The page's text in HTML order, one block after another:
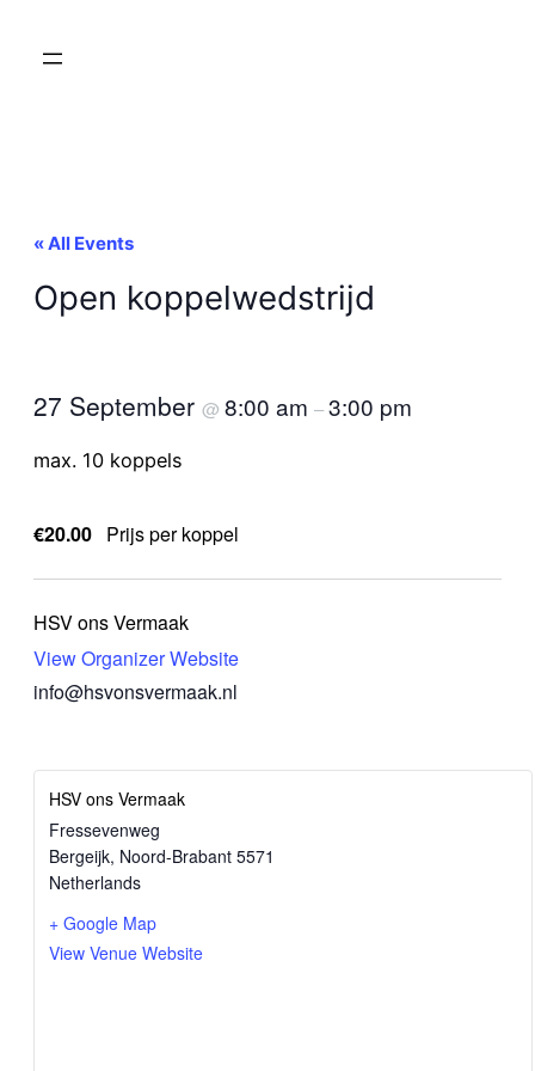
« All Events
Open koppelwedstrijd
27 September @ 8:00 am –3:00 pm
max. 10 koppels
€20.00 Prijs per koppel
HSV ons Vermaak
View Organizer Website
info@hsvonsvermaak.nl
HSV ons Vermaak
Fressevenweg
Bergeijk, Noord-Brabant 5571
Netherlands
+ Google Map
View Venue Website